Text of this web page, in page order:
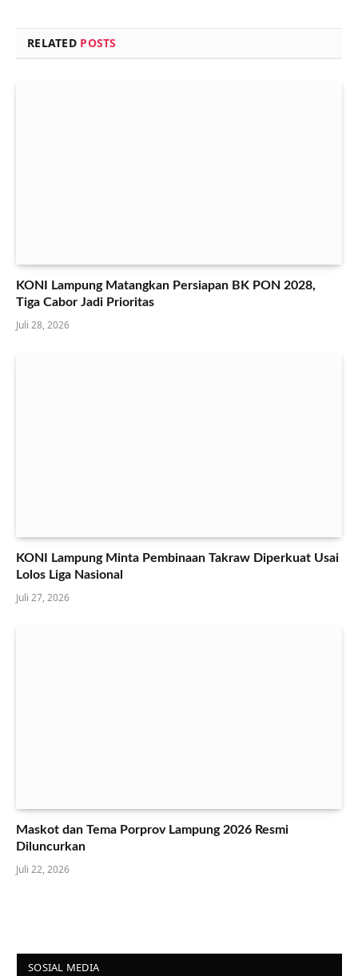
RELATED POSTS
KONI Lampung Matangkan Persiapan BK PON 2028,
Tiga Cabor Jadi Prioritas
Juli 28, 2026
KONI Lampung Minta Pembinaan Takraw Diperkuat Usai
Lolos Liga Nasional
Juli 27, 2026
Maskot dan Tema Porprov Lampung 2026 Resmi
Diluncurkan
Juli 22, 2026
SOSIAL MEDIA